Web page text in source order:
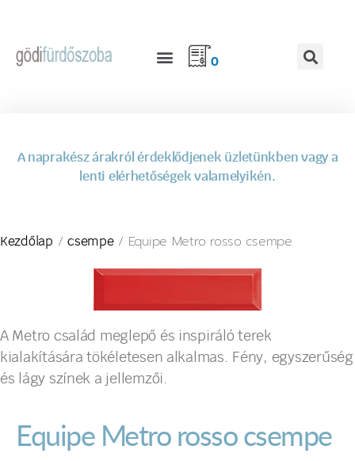
0
A naprakész árakról érdeklődjenek üzletünkben vagy a
lenti elérhetőségek valamelyikén.
Kezdőlap /csempe/ Equipe Metro rosso csempe
A Metro család meglepő és inspiráló terek
kialakítására tökéletesen alkalmas. Fény, egyszerűség
és lágy színek a jellemzői.
Equipe Metro rosso csempe